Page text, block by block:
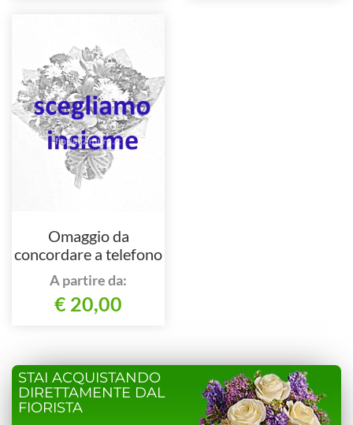
Omaggio da
concordare a telefono
al nostro numero
A partire da:
€ 20,00
STAI ACQUISTANDO
DIRETTAMENTE DAL
FIORISTA